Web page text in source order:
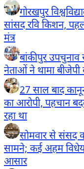
गोरखपुर
सांसद रवि किशन,
मंत्र
बांकीपुर
नेताओं ने थामा बीजेपी
27 साल बाद
का आरोपी, पहचान
रहा था
सोमवार से संसद
सामने; कई अहम
आसार